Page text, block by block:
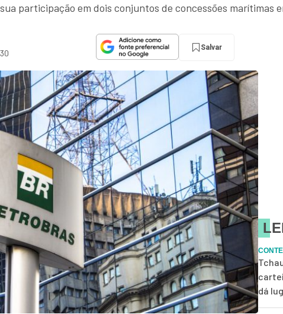
participação em dois conjuntos de concessões marítimas
Salvar
dá